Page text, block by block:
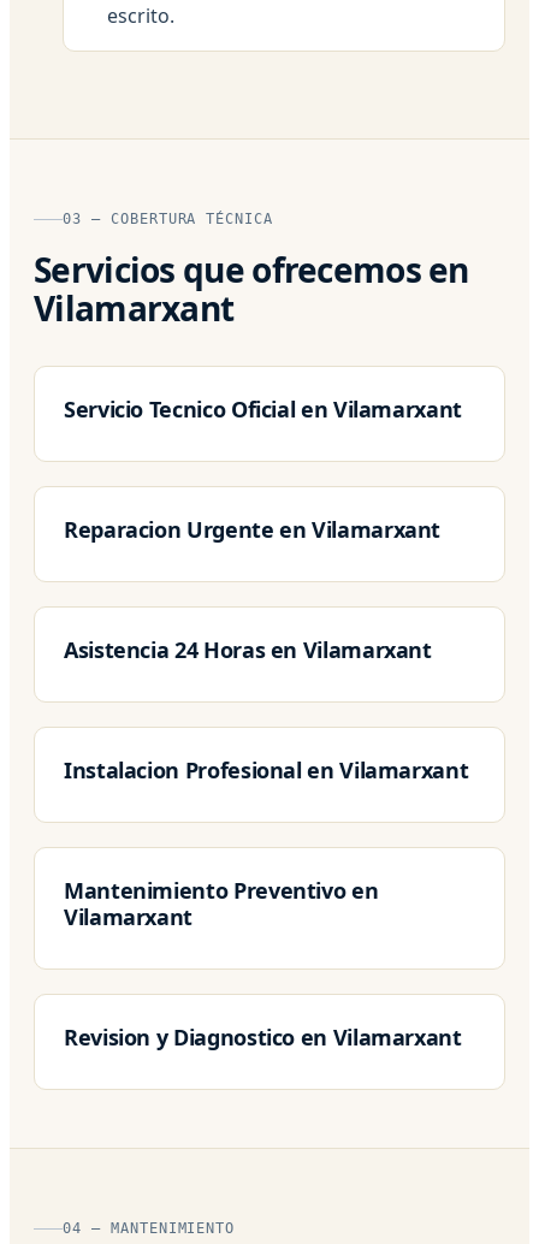
escrito.
03 — COBERTURA TÉCNICA
Servicios que ofrecemos en
Vilamarxant
Servicio Tecnico Oficial en Vilamarxant
Reparacion Urgente en Vilamarxant
Asistencia 24 Horas en Vilamarxant
Instalacion Profesional en Vilamarxant
Mantenimiento Preventivo en
Vilamarxant
Revision y Diagnostico en Vilamarxant
04 — MANTENIMIENTO